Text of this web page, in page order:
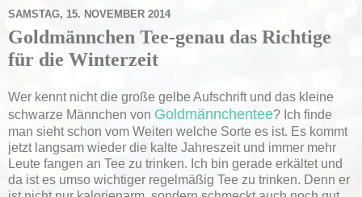
SAMSTAG, 15. NOVEMBER 2014
Goldmännchen Tee-genau das Richtige
für die Winterzeit
Wer kennt nicht die große gelbe Aufschrift und das kleine
schwarze Männchen von Goldmännchentee? Ich finde
man sieht schon vom Weiten welche Sorte es ist. Es kommt
jetzt langsam wieder die kalte Jahreszeit und immer mehr
Leute fangen an Tee zu trinken. Ich bin gerade erkältet und
da ist es umso wichtiger regelmäßig Tee zu trinken. Denn er